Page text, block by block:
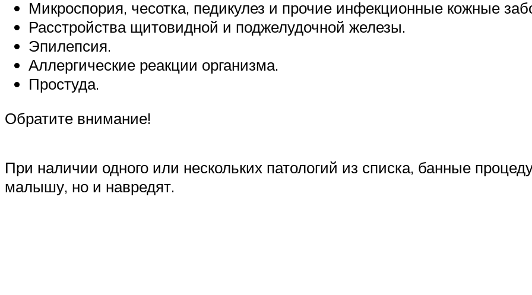
Микроспория, чесотка, педикулез и прочие инфекционные кожные
Расстройства щитовидной и поджелудочной железы.
Эпилепсия.
Аллергические реакции организма.
Простуда.
Обратите внимание!
При наличии одного или нескольких патологий из списка, банные
малышу, но и навредят.